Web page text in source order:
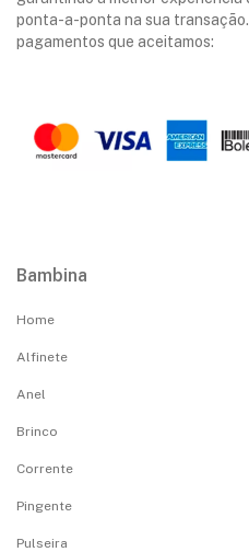
ponta-a-ponta na sua
pagamentos que aceitamos:
Bambina
Home
Alfinete
Anel
Brinco
Corrente
Pingente
Pulseira